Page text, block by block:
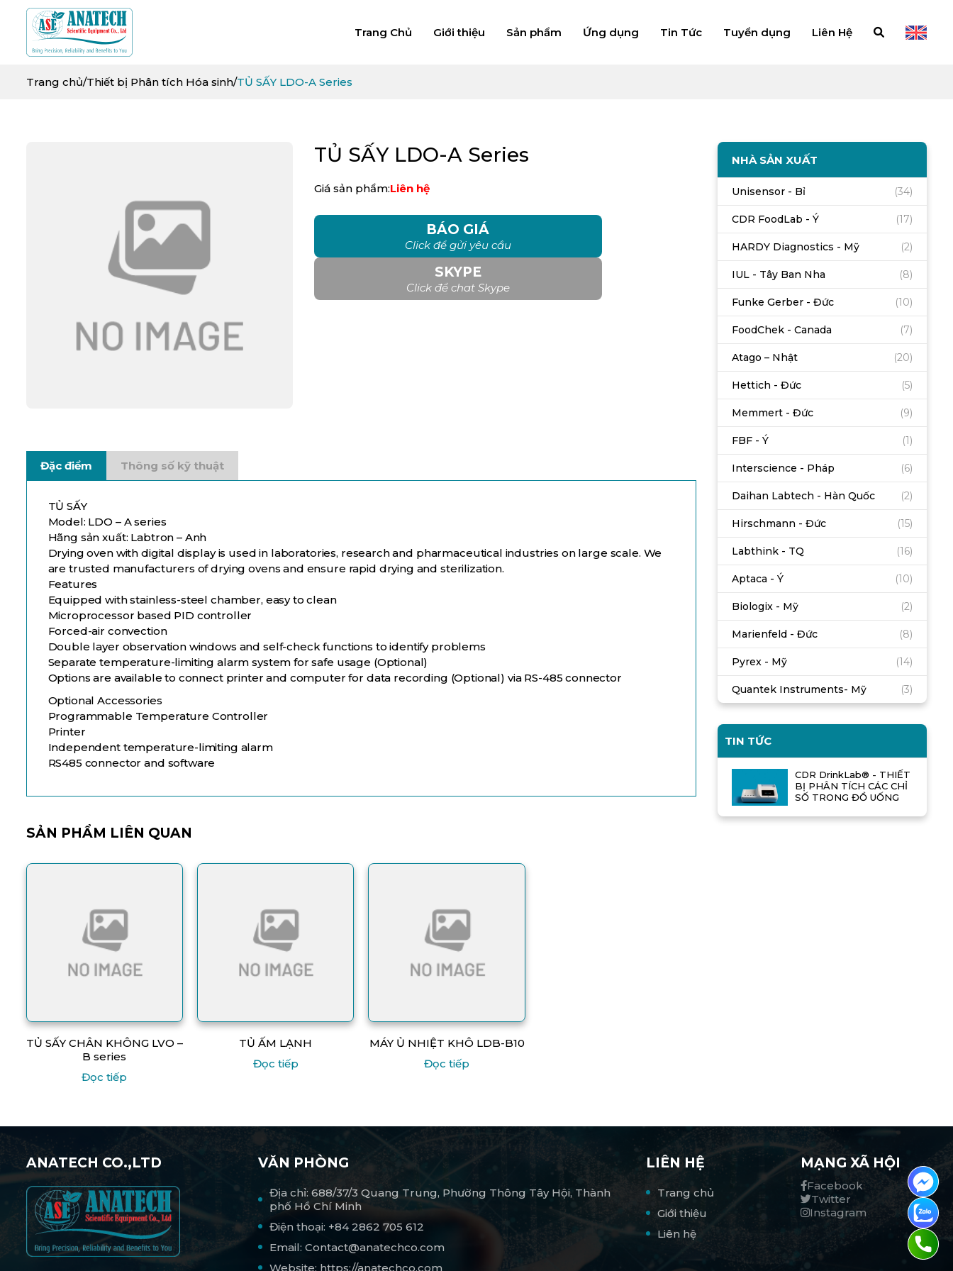
Trang Chủ Giới thiệu Sản phẩm Ứng dụng Tin Tức Tuyển dụng Liên Hệ
Trang chủ/Thiết bị Phân tích Hóa sinh/TỦ SẤY LDO-A Series
TỦ SẤY LDO-A Series
Giá sản phẩm:Liên hệ
BÁO GIÁ
Click để gửi yêu cầu
SKYPE
Click để chat Skype
Đặc điểm Thông số kỹ thuật
TỦ SẤY
Model: LDO – A series
Hãng sản xuất: Labtron – Anh
Drying oven with digital display is used in laboratories, research and pharmaceutical industries on large scale. We
are trusted manufacturers of drying ovens and ensure rapid drying and sterilization.
Features
Equipped with stainless-steel chamber, easy to clean
Microprocessor based PID controller
Forced-air convection
Double layer observation windows and self-check functions to identify problems
Separate temperature-limiting alarm system for safe usage (Optional)
Options are available to connect printer and computer for data recording (Optional) via RS-485 connector
Optional Accessories
Programmable Temperature Controller
Printer
Independent temperature-limiting alarm
RS485 connector and software
SẢN PHẨM LIÊN QUAN
TỦ SẤY CHÂN KHÔNG LVO –
B series
Đọc tiếp
TỦ ẤM LẠNH
Đọc tiếp
MÁY Ủ NHIỆT KHÔ LDB-B10
Đọc tiếp
NHÀ SẢN XUẤT
Unisensor - Bỉ (34)
CDR FoodLab - Ý (17)
HARDY Diagnostics - Mỹ (2)
IUL - Tây Ban Nha (8)
Funke Gerber - Đức (10)
FoodChek - Canada (7)
Atago – Nhật (20)
Hettich - Đức (5)
Memmert - Đức (9)
FBF - Ý (1)
Interscience - Pháp (6)
Daihan Labtech - Hàn Quốc (2)
Hirschmann - Đức (15)
Labthink - TQ (16)
Aptaca - Ý (10)
Biologix - Mỹ (2)
Marienfeld - Đức (8)
Pyrex - Mỹ (14)
Quantek Instruments- Mỹ (3)
TIN TỨC
CDR DrinkLab® - THIẾT
BỊ PHÂN TÍCH CÁC CHỈ
SỐ TRONG ĐỒ UỐNG
ANATECH CO.,LTD VĂN PHÒNG
Địa chỉ: 688/37/3 Quang Trung, Phường Thông Tây Hội, Thành
phố Hồ Chí Minh
Điện thoại: +84 2862 705 612
Email: Contact@anatechco.com
Website: https://anatechco.com
LIÊN HỆ
Trang chủ
Giới thiệu
Liên hệ
MẠNG XÃ HỘI
Facebook
Twitter
Instagram